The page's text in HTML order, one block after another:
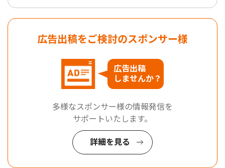
広告出稿をご検討のスポンサー様
広告出稿
しませんか？
多様なスポンサー様の情報発信を
サポートいたします。
詳細を見る